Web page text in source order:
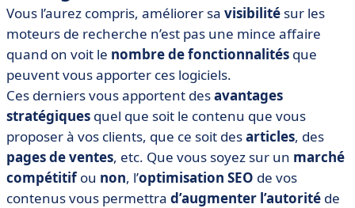
Vous l’aurez compris, améliorer sa visibilité sur les
moteurs de recherche n’est pas une mince affaire
quand on voit le nombre de fonctionnalités que
peuvent vous apporter ces logiciels.
Ces derniers vous apportent desavantages
stratégiques quel que soit le contenu que vous
proposer à vos clients, que ce soit desarticles, des
pages de ventes, etc. Que vous soyez sur un marché
compétitifou non, l’optimisation SEO de vos
contenus vous permettra d’augmenter l’autorité de